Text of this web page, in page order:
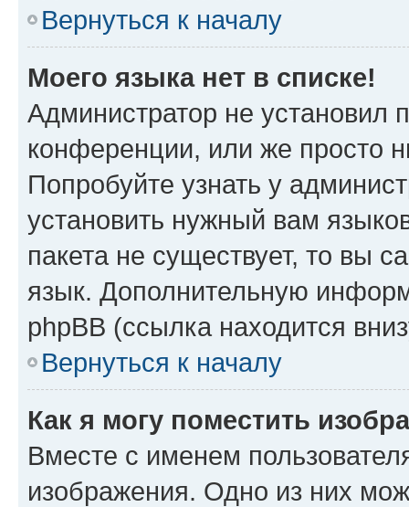
Вернуться к началу
Моего языка нет в списке!
Администратор не установил
конференции, или же просто
Попробуйте узнать у
установить нужный вам
пакета не существует, то вы
язык. Дополнительную
phpBB (ссылка находится
Вернуться к началу
Как я могу поместить
Вместе с именем
изображения. Одно из них